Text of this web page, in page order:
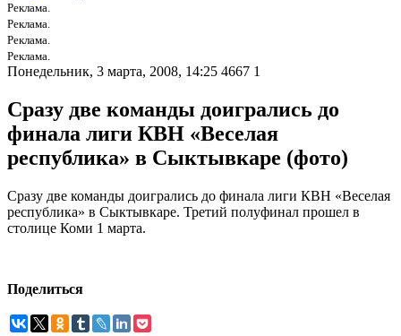
Реклама.
Реклама.
Реклама.
Реклама.
Понедельник, 3 марта, 2008, 14:25 4667 1
Сразу две команды доигрались до
финала лиги КВН «Веселая
республика» в Сыктывкаре (фото)
Сразу две команды доигрались до финала лиги КВН «Веселая
республика» в Сыктывкаре. Третий полуфинал прошел в
столице Коми 1 марта.
Поделиться